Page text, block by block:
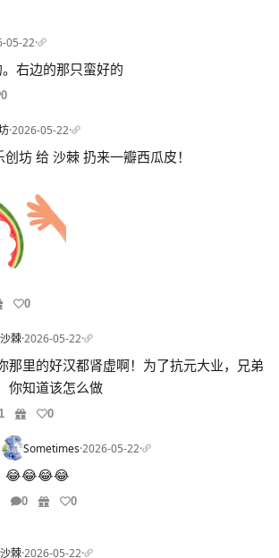
05-22·
右边的那只蛮好的
0
·2026-05-22·
坊 给 沙棘 扔来一瓣西瓜皮！
0
沙棘·2026-05-22·
那里的好汉都肾虚啊！为了抗元大业，兄弟
你知道该怎么做
1 0
Sometimes·2026-05-22·
😂😂😂😂
0 0
沙棘·2026-05-22·